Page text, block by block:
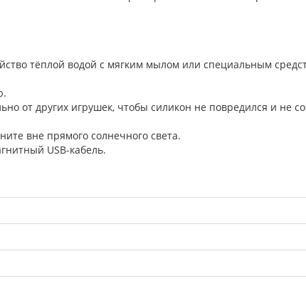
тёплой водой с мягким мылом или специальным
от других игрушек, чтобы силикон не повредился и не
вне прямого солнечного света.
USB-кабель.